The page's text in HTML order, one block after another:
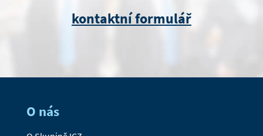
kontaktní formulář
O nás